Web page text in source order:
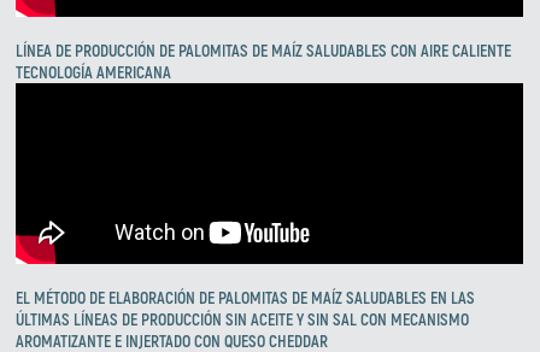
LÍNEA DE PRODUCCIÓN DE PALOMITAS DE MAÍZ SALUDABLES CON AIRE CALIENTE
TECNOLOGÍA AMERICANA
EL MÉTODO DE ELABORACIÓN DE PALOMITAS DE MAÍZ SALUDABLES EN LAS
ÚLTIMAS LÍNEAS DE PRODUCCIÓN SIN ACEITE Y SIN SAL CON MECANISMO
AROMATIZANTE E INJERTADO CON QUESO CHEDDAR